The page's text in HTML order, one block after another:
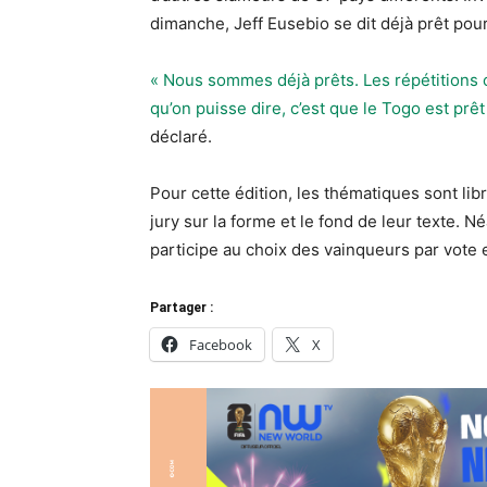
dimanche, Jeff Eusebio se dit déjà prêt
« Nous sommes déjà prêts. Les
qu’on puisse dire, c’est que le Togo est
déclaré.
Pour cette édition, les thématiques sont
jury sur la forme et le fond de leur texte.
participe au choix des vainqueurs par vote
Partager :
Facebook X